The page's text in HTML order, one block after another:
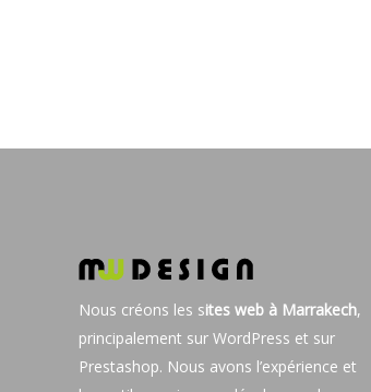
Nous créons les sites web à Marrakech,
principalement sur WordPress et sur
Prestashop. Nous avons l’expérience et